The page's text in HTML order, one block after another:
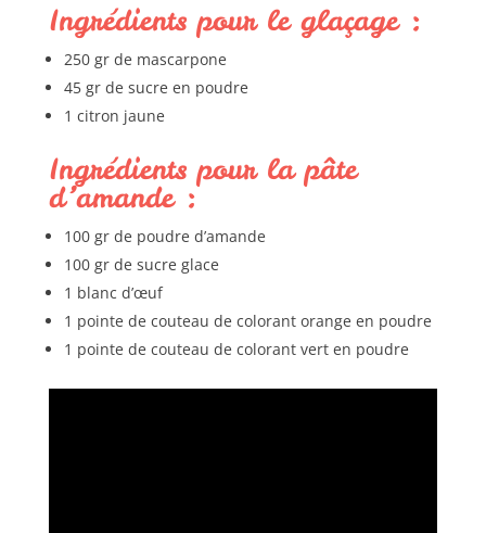
Ingrédients pour le glaçage :
250 gr de mascarpone
45 gr de sucre en poudre
1 citron jaune
Ingrédients pour la pâte
d’amande :
100 gr de poudre d’amande
100 gr de sucre glace
1 blanc d’œuf
1 pointe de couteau de colorant orange en poudre
1 pointe de couteau de colorant vert en poudre